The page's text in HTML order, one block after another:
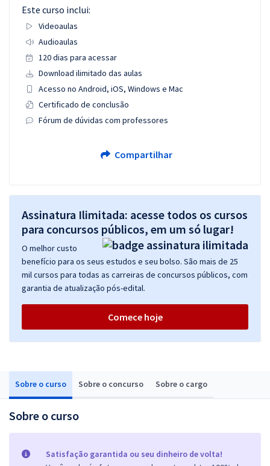
Sobre o curso Sobre o concurso Sobre o cargo
Sobre o curso
Satisfação garantida ou seu dinheiro de volta!
Este curso inclui:
Videoaulas
Audioaulas
120 dias para acessar
Download ilimitado das aulas
Acesso no Android, iOS, Windows e Mac
Certificado de conclusão
Fórum de dúvidas com professores
Compartilhar
Assinatura Ilimitada: acesse todos os cursos
para concursos públicos, em um só lugar!
O melhor custo
benefício para os seus estudos e seu bolso. São mais de 25
mil cursos para todas as carreiras de concursos públicos, com
garantia de atualização pós-edital.
Comece hoje